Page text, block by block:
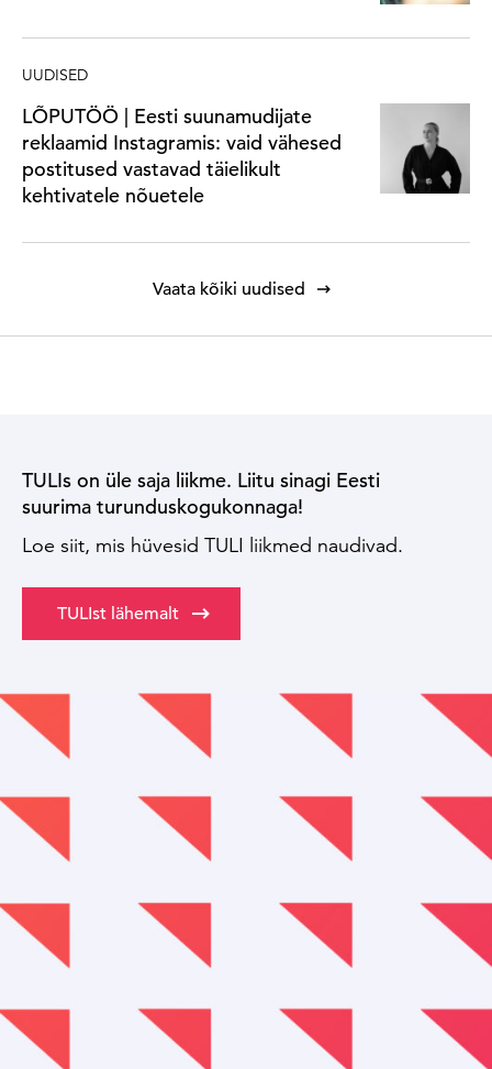
UUDISED
LÕPUTÖÖ | Eesti suunamudijate
reklaamid Instagramis: vaid vähesed
postitused vastavad täielikult
kehtivatele nõuetele
Vaata kõiki uudised
TULIs on üle saja liikme. Liitu sinagi Eesti
suurima turunduskogukonnaga!
Loe siit, mis hüvesid TULI liikmed naudivad.
TULIst lähemalt